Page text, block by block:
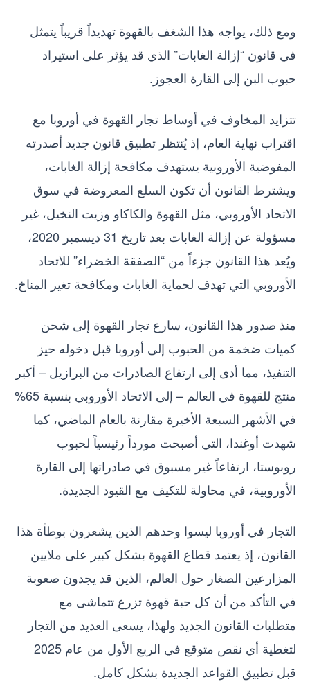
ومع ذلك، يواجه هذا الشغف بالقهوة تهديداً قريباً يتمثل
في قانون “إزالة الغابات” الذي قد يؤثر على استيراد
حبوب البن إلى القارة العجوز.
تتزايد المخاوف في أوساط تجار القهوة في أوروبا مع
اقتراب نهاية العام، إذ يُنتظر تطبيق قانون جديد أصدرته
المفوضية الأوروبية يستهدف مكافحة إزالة الغابات،
ويشترط القانون أن تكون السلع المعروضة في سوق
الاتحاد الأوروبي، مثل القهوة والكاكاو وزيت النخيل، غير
مسؤولة عن إزالة الغابات بعد تاريخ 31 ديسمبر 2020،
ويُعد هذا القانون جزءاً من “الصفقة الخضراء” للاتحاد
الأوروبي التي تهدف لحماية الغابات ومكافحة تغير المناخ.
منذ صدور هذا القانون، سارع تجار القهوة إلى شحن
كميات ضخمة من الحبوب إلى أوروبا قبل دخوله حيز
التنفيذ، مما أدى إلى ارتفاع الصادرات من البرازيل – أكبر
منتج للقهوة في العالم – إلى الاتحاد الأوروبي بنسبة 65%
في الأشهر السبعة الأخيرة مقارنة بالعام الماضي، كما
شهدت أوغندا، التي أصبحت مورداً رئيسياً لحبوب
روبوستا، ارتفاعاً غير مسبوق في صادراتها إلى القارة
الأوروبية، في محاولة للتكيف مع القيود الجديدة.
التجار في أوروبا ليسوا وحدهم الذين يشعرون بوطأة هذا
القانون، إذ يعتمد قطاع القهوة بشكل كبير على ملايين
المزارعين الصغار حول العالم، الذين قد يجدون صعوبة
في التأكد من أن كل حبة قهوة تزرع تتماشى مع
متطلبات القانون الجديد ولهذا، يسعى العديد من التجار
لتغطية أي نقص متوقع في الربع الأول من عام 2025
قبل تطبيق القواعد الجديدة بشكل كامل.